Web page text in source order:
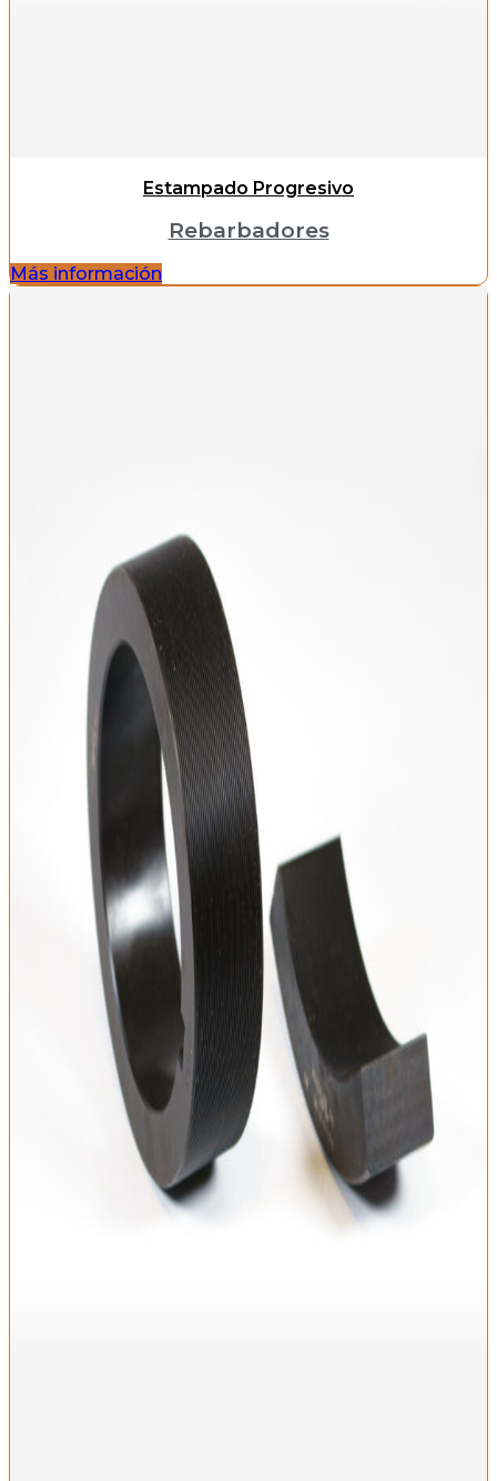
Estampado Progresivo
Rebarbadores
Más información